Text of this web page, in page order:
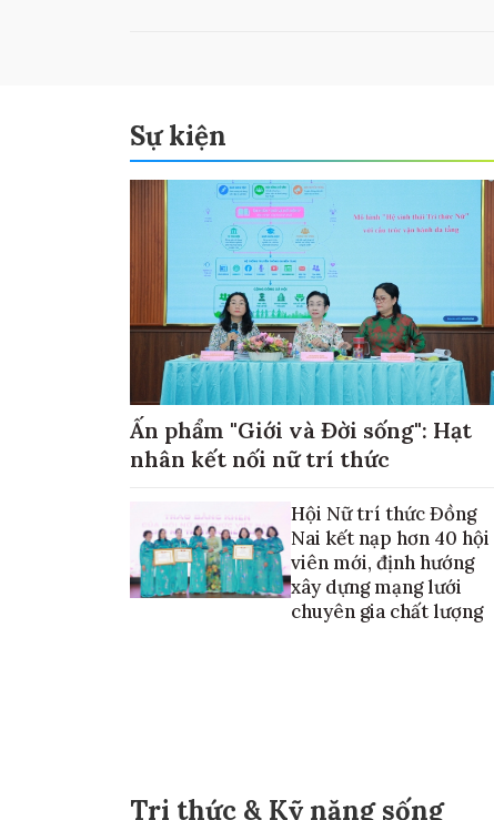
Sự kiện
Ấn phẩm "Giới và Đời sống": Hạt
nhân kết nối nữ trí thức
Hội Nữ trí thức Đồng
Nai kết nạp hơn 40 hội
viên mới, định hướng
xây dựng mạng lưới
chuyên gia chất lượng
Tri thức & Kỹ năng sống